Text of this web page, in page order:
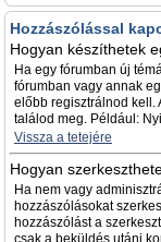
Hozzászólással
Hogyan készíthetek
Ha egy fórumban új
fórumban vagy annak
előbb regisztrálnod kell.
találod meg. Például:
Vissza a tetejére
Hogyan
Ha nem vagy
hozzászólásokat
hozzászólást a